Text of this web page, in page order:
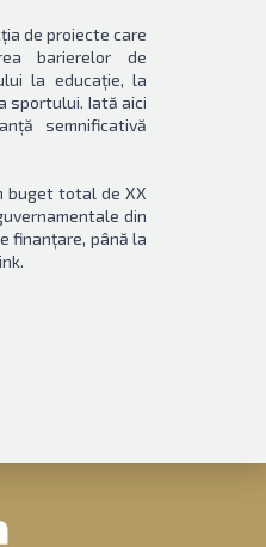
de proiecte care
barierelor de
la educație, la
sportului. Iată aici
semnificativă
buget total de XX
din
finanțare, până la